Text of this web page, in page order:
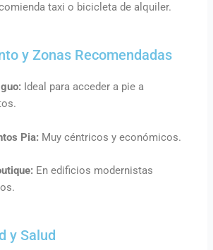
taxi o bicicleta de alquiler.
y Zonas Recomendadas
Ideal para acceder a pie a
Pia: Muy céntricos y económicos.
En edificios modernistas
y Salud